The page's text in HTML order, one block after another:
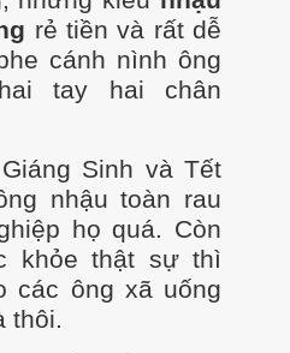
rẻ tiền và rất dễ
cánh nình ông
tay hai chân
Sinh và Tết
nhậu toàn rau
họ quá. Còn
khỏe thật sự thì
các ông xã uống
thôi.